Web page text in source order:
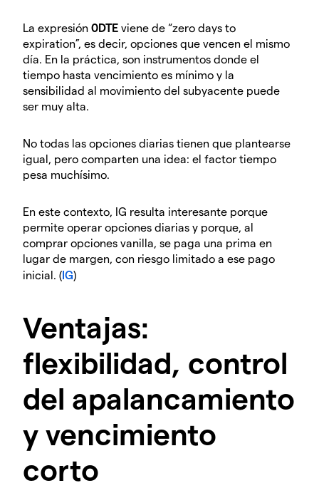
La expresión 0DTE viene de “zero days to
expiration”, es decir, opciones que vencen el mismo
día. En la práctica, son instrumentos donde el
tiempo hasta vencimiento es mínimo y la
sensibilidad al movimiento del subyacente puede
ser muy alta.
No todas las opciones diarias tienen que plantearse
igual, pero comparten una idea: el factor tiempo
pesa muchísimo.
En este contexto, IG resulta interesante porque
permite operar opciones diarias y porque, al
comprar opciones vanilla, se paga una prima en
lugar de margen, con riesgo limitado a ese pago
inicial. (IG)
Ventajas:
flexibilidad, control
del apalancamiento
y vencimiento
corto